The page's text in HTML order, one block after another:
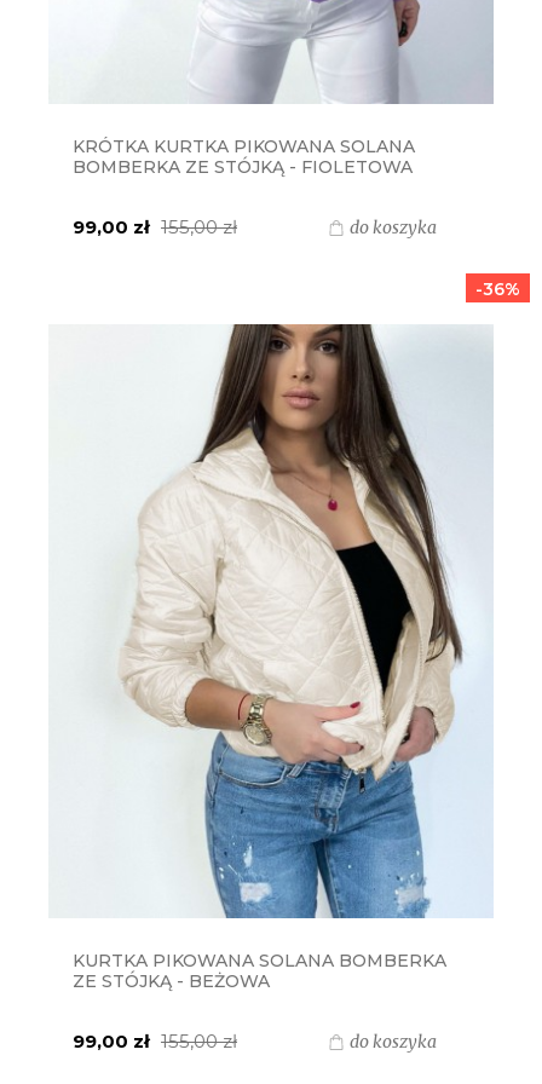
KRÓTKA KURTKA PIKOWANA SOLANA
BOMBERKA ZE STÓJKĄ - FIOLETOWA
99,00 zł 155,00 zł do koszyka
KURTKA PIKOWANA SOLANA BOMBERKA
ZE STÓJKĄ - BEŻOWA
99,00 zł 155,00 zł do koszyka
-36%